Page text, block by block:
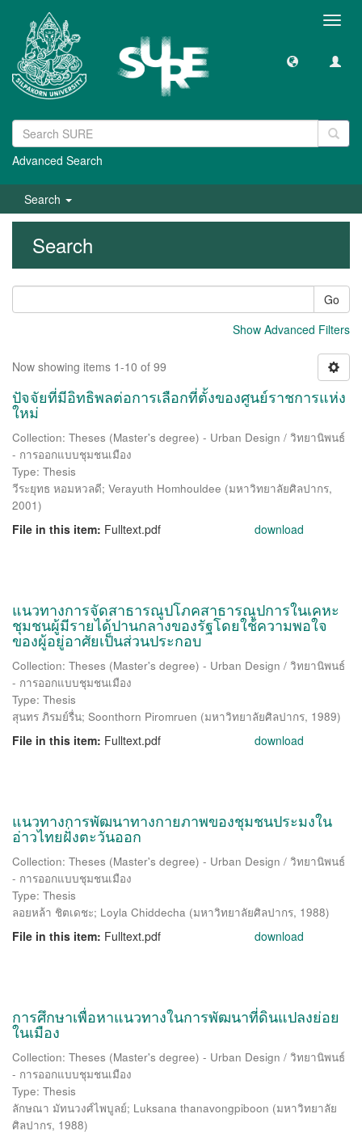
Advanced Search
Search
Search
Go
Show Advanced Filters
Now showing items 1-10 of 99
ปัจจัยที่มีอิทธิพลต่อการเลือกที่ตั้งของศูนย์ราชการแห่ง
ใหม่
Collection: Theses (Master's degree) - Urban Design / วิทยานิพนธ์
- การออกแบบชุมชนเมือง
Type: Thesis
วีระยุทธ หอมหวลดี; Verayuth Homhouldee (มหาวิทยาลัยศิลปากร,
2001)
File in this item: Fulltext.pdf download
แนวทางการจัดสาธารณูปโภคสาธารณูปการในเคหะ
ชุมชนผู้มีรายได้ปานกลางของรัฐโดยใช้ความพอใจ
ของผู้อยู่อาศัยเป็นส่วนประกอบ
Collection: Theses (Master's degree) - Urban Design / วิทยานิพนธ์
- การออกแบบชุมชนเมือง
Type: Thesis
สุนทร ภิรมย์รื่น; Soonthorn Piromruen (มหาวิทยาลัยศิลปากร, 1989)
File in this item: Fulltext.pdf download
แนวทางการพัฒนาทางกายภาพของชุมชนประมงใน
อ่าวไทยฝั่งตะวันออก
Collection: Theses (Master's degree) - Urban Design / วิทยานิพนธ์
- การออกแบบชุมชนเมือง
Type: Thesis
ลอยหล้า ชิตเดชะ; Loyla Chiddecha (มหาวิทยาลัยศิลปากร, 1988)
File in this item: Fulltext.pdf download
การศึกษาเพื่อหาแนวทางในการพัฒนาที่ดินแปลงย่อย
ในเมือง
Collection: Theses (Master's degree) - Urban Design / วิทยานิพนธ์
- การออกแบบชุมชนเมือง
Type: Thesis
ลักษณา มัทนวงศ์ไพบูลย์; Luksana thanavongpiboon (มหาวิทยาลัย
ศิลปากร, 1988)